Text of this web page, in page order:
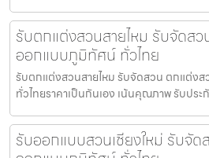
รับตกแต่งสวนสายไหม รับจัดส
ออกแบบภูมิทัศน์ ทั่วไทย
รับตกแต่งสวนสายไหม รับจัดสวน ตกแต่
ทั่วไทยราคาเป็นกันเอง เน้นคุณภาพ รับปร
รับออกแบบสวนเชียงใหม่ รับจั